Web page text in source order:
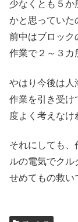
少なくとも５か
かと思っていた
前中はブロック
作業で２～３カ
やはり今後は人
作業を引き受け
度よく考えなけ
それにしても、
ルの電気でク
せめてもの救い